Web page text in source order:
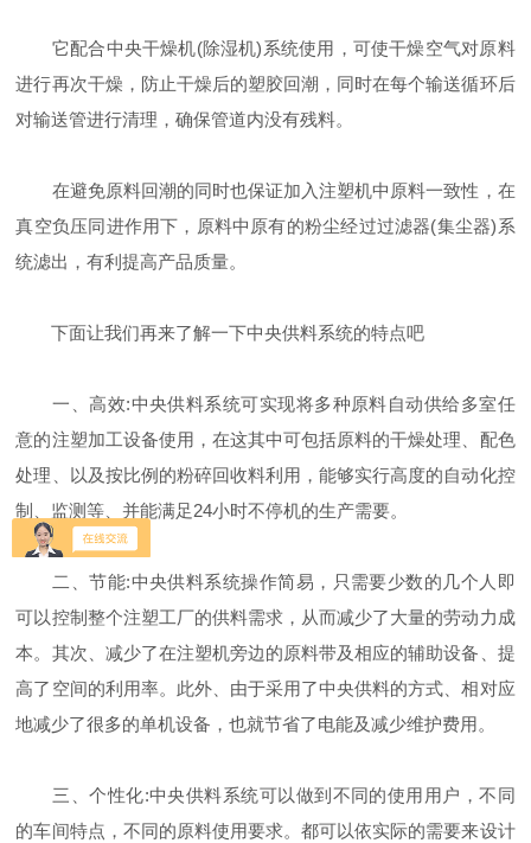
它配合中央干燥机(除湿机)系统使用，可使干燥空气对原料
进行再次干燥，防止干燥后的塑胶回潮，同时在每个输送循环后
对输送管进行清理，确保管道内没有残料。
在避免原料回潮的同时也保证加入注塑机中原料一致性，在
真空负压同进作用下，原料中原有的粉尘经过过滤器(集尘器)系
统滤出，有利提高产品质量。
下面让我们再来了解一下中央供料系统的特点吧
一、高效:中央供料系统可实现将多种原料自动供给多室任
意的注塑加工设备使用，在这其中可包括原料的干燥处理、配色
处理、以及按比例的粉碎回收料利用，能够实行高度的自动化控
制、监测等、并能满足24小时不停机的生产需要。
二、节能:中央供料系统操作简易，只需要少数的几个人即
可以控制整个注塑工厂的供料需求，从而减少了大量的劳动力成
本。其次、减少了在注塑机旁边的原料带及相应的辅助设备、提
高了空间的利用率。此外、由于采用了中央供料的方式、相对应
地减少了很多的单机设备，也就节省了电能及减少维护费用。
三、个性化:中央供料系统可以做到不同的使用用户，不同
的车间特点，不同的原料使用要求。都可以依实际的需要来设计